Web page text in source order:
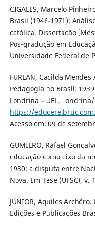
CIGALES, Marcelo
Brasil (1946-1971):
católica. Dissertação
Pós-gradução em
Universidade Federal de
FURLAN, Cacilda
Pedagogia no Brasil:
Londrina – UEL,
https://
Acesso em: 09 de
GUMIERO, Rafael
educação como eixo da
1930: a disputa entre
Nova. Em Tese (UFSC), v.
JÚNIOR, Aquiles
Edições e Publicações